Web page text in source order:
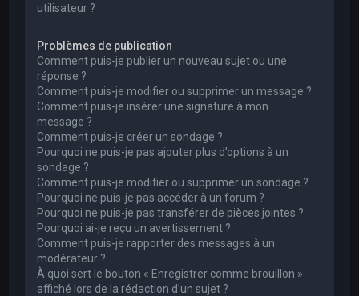
utilisateur ?
Problèmes de publication
Comment puis-je publier un nouveau sujet ou une
réponse ?
Comment puis-je modifier ou supprimer un message ?
Comment puis-je insérer une signature à mon
message ?
Comment puis-je créer un sondage ?
Pourquoi ne puis-je pas ajouter plus d’options à un
sondage ?
Comment puis-je modifier ou supprimer un sondage ?
Pourquoi ne puis-je pas accéder à un forum ?
Pourquoi ne puis-je pas transférer de pièces jointes ?
Pourquoi ai-je reçu un avertissement ?
Comment puis-je rapporter des messages à un
modérateur ?
À quoi sert le bouton « Enregistrer comme brouillon »
affiché lors de la rédaction d’un sujet ?